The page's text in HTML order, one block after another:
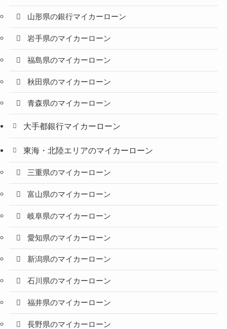
山形県の銀行マイカーローン
岩手県のマイカーローン
福島県のマイカーローン
秋田県のマイカーローン
青森県のマイカーローン
大手都銀行マイカーローン
東海・北陸エリアのマイカーローン
三重県のマイカーローン
富山県のマイカーローン
岐阜県のマイカーローン
愛知県のマイカーローン
新潟県のマイカーローン
石川県のマイカーローン
福井県のマイカーローン
長野県のマイカーローン